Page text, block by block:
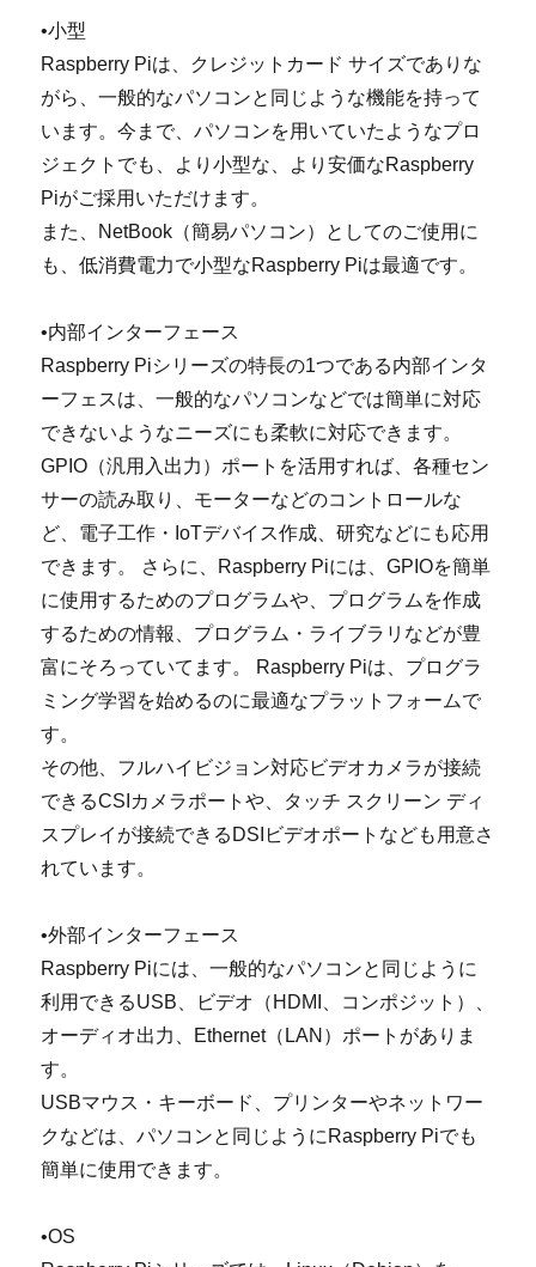
•小型
Raspberry Piは、クレジットカード サイズでありな
がら、一般的なパソコンと同じような機能を持って
います。今まで、パソコンを用いていたようなプロ
ジェクトでも、より小型な、より安価なRaspberry
Piがご採用いただけます。
また、NetBook（簡易パソコン）としてのご使用に
も、低消費電力で小型なRaspberry Piは最適です。
•内部インターフェース
Raspberry Piシリーズの特長の1つである内部インタ
ーフェスは、一般的なパソコンなどでは簡単に対応
できないようなニーズにも柔軟に対応できます。
GPIO（汎用入出力）ポートを活用すれば、各種セン
サーの読み取り、モーターなどのコントロールな
ど、電子工作・IoTデバイス作成、研究などにも応用
できます。 さらに、Raspberry Piには、GPIOを簡単
に使用するためのプログラムや、プログラムを作成
するための情報、プログラム・ライブラリなどが豊
富にそろっていてます。 Raspberry Piは、プログラ
ミング学習を始めるのに最適なプラットフォームで
す。
その他、フルハイビジョン対応ビデオカメラが接続
できるCSIカメラポートや、タッチ スクリーン ディ
スプレイが接続できるDSIビデオポートなども用意さ
れています。
•外部インターフェース
Raspberry Piには、一般的なパソコンと同じように
利用できるUSB、ビデオ（HDMI、コンポジット）、
オーディオ出力、Ethernet（LAN）ポートがありま
す。
USBマウス・キーボード、プリンターやネットワー
クなどは、パソコンと同じようにRaspberry Piでも
簡単に使用できます。
•OS